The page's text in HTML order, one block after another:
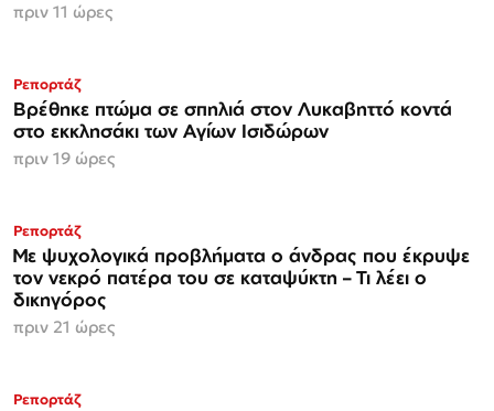
πριν 11 ώρες
Ρεπορτάζ
Βρέθηκε πτώμα σε σπηλιά στον Λυκαβηττό κοντά
στο εκκλησάκι των Αγίων Ισιδώρων
πριν 19 ώρες
Ρεπορτάζ
Με ψυχολογικά προβλήματα ο άνδρας που έκρυψε
τον νεκρό πατέρα του σε καταψύκτη – Τι λέει ο
δικηγόρος
πριν 21 ώρες
Ρεπορτάζ